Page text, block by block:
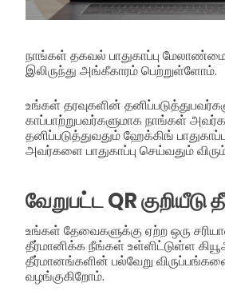
நாங்கள் தகவல் பாதுகாப்பு
இலிருந்து அங்கீகாரம் பெற்றுள்ளோம்.
உங்கள் தரவுகளின்
காப்பாற்றுபவர்களுமாக நாங்கள்
தனிப்படுத்துவதும் ஹேக்கிங்
அவர்களை பாதுகாப்பு செய்வதும்
வேறுபட்ட QR குறியீடு
உங்கள் தேவைகளுக்கு ஏற்ற ஒரு
தீர்மானிக்க நீங்கள் உள்ளிட்டுள்ள
தீர்மானங்களின் பல்வேறு
வழங்குகிறோம்.